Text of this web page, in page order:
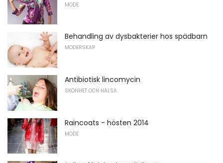
MODE
Behandling av dysbakterier hos spädbarn
MODERSKAP
Antibiotisk lincomycin
SKÖNHET OCH HÄLSA
Raincoats - hösten 2014
MODE